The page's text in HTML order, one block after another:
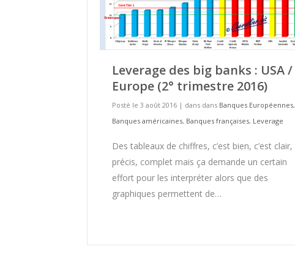
Leverage des big banks : USA /
Europe (2° trimestre 2016)
Posté le 3 août 2016 | dans dans Banques Européennes,
Banques américaines, Banques françaises, Leverage
Des tableaux de chiffres, c’est bien, c’est clair,
précis, complet mais ça demande un certain
effort pour les interpréter alors que des
graphiques permettent de…